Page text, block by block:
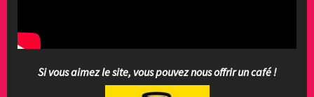
Si vous aimez le site, vous pouvez nous offrir un café !